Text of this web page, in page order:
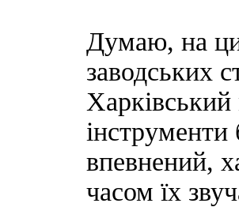
Думаю, на
заводських
впевнений,
часом їх